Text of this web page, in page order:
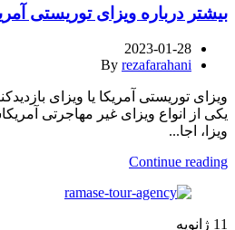
بیشتر درباره ویزای توریستی
2023-01-28
By rezafarahani
یکی از انواع ویزای غیر مهاجرتی
ویزا، اجا...
Continue reading
11 ژانویه